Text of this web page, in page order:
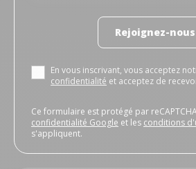
Rejoignez-nous
En vous inscrivant, vous acceptez
confidentialité et acceptez de
Ce formulaire est protégé par
confidentialité Google et les conditions
s'appliquent.